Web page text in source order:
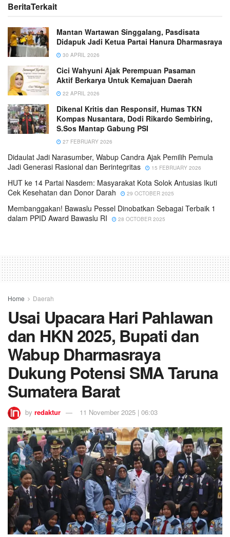
BeritaTerkait
Mantan Wartawan Singgalang, Pasdisata
Didapuk Jadi Ketua Partai Hanura Dharmasraya
30 APRIL 2026
Cici Wahyuni Ajak Perempuan Pasaman
Aktif Berkarya Untuk Kemajuan Daerah
22 APRIL 2026
Dikenal Kritis dan Responsif, Humas TKN
Kompas Nusantara, Dodi Rikardo Sembiring,
S.Sos Mantap Gabung PSI
27 FEBRUARY 2026
Didaulat Jadi Narasumber, Wabup Candra Ajak Pemilih Pemula
Jadi Generasi Rasional dan Berintegritas
15 FEBRUARY 2026
HUT ke 14 Partai Nasdem: Masyarakat Kota Solok Antusias Ikuti
Cek Kesehatan dan Donor Darah
29 OCTOBER 2025
Membanggakan! Bawaslu Pessel Dinobatkan Sebagai Terbaik 1
dalam PPID Award Bawaslu RI
28 OCTOBER 2025
Home Daerah
Usai Upacara Hari Pahlawan
dan HKN 2025, Bupati dan
Wabup Dharmasraya
Dukung Potensi SMA Taruna
Sumatera Barat
by redaktur 11 November 2025 | 06:03